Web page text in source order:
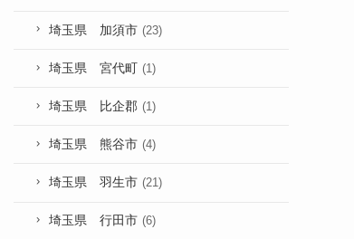
埼玉県 加須市 (23)
埼玉県 宮代町 (1)
埼玉県 比企郡 (1)
埼玉県 熊谷市 (4)
埼玉県 羽生市 (21)
埼玉県 行田市 (6)